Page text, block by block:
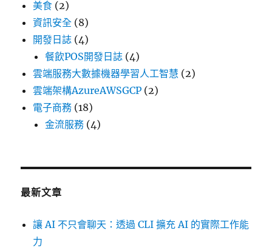
美食 (2)
資訊安全 (8)
開發日誌 (4)
餐飲POS開發日誌 (4)
雲端服務大數據機器學習人工智慧 (2)
雲端架構AzureAWSGCP (2)
電子商務 (18)
金流服務 (4)
最新文章
讓 AI 不只會聊天：透過 CLI 擴充 AI 的實際工作能
力